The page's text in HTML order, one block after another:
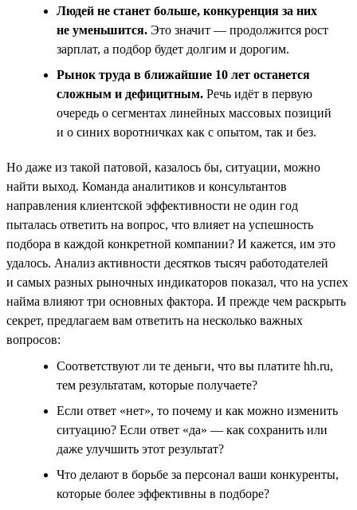
Людей не станет больше, конкуренция за них
не уменьшится. Это значит — продолжится рост
зарплат, а подбор будет долгим и дорогим.
Рынок труда в ближайшие 10 лет останется
сложным и дефицитным. Речь идёт в первую
очередь о сегментах линейных массовых позиций
и о синих воротничках как с опытом, так и без.
Но даже из такой патовой, казалось бы, ситуации, можно
найти выход. Команда аналитиков и консультантов
направления клиентской эффективности не один год
пыталась ответить на вопрос, что влияет на успешность
подбора в каждой конкретной компании? И кажется, им это
удалось. Анализ активности десятков тысяч работодателей
и самых разных рыночных индикаторов показал, что на успех
найма влияют три основных фактора. И прежде чем раскрыть
секрет, предлагаем вам ответить на несколько важных
вопросов:
Соответствуют ли те деньги, что вы платите hh.ru,
тем результатам, которые получаете?
Если ответ «нет», то почему и как можно изменить
ситуацию? Если ответ «да» — как сохранить или
даже улучшить этот результат?
Что делают в борьбе за персонал ваши конкуренты,
которые более эффективны в подборе?